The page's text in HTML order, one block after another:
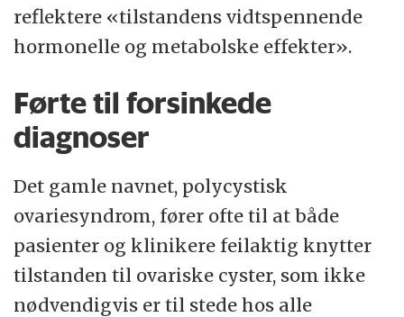
reflektere «tilstandens vidtspennende
hormonelle og metabolske effekter».
Førte til forsinkede
diagnoser
Det gamle navnet, polycystisk
ovariesyndrom, fører ofte til at både
pasienter og klinikere feilaktig knytter
tilstanden til ovariske cyster, som ikke
nødvendigvis er til stede hos alle